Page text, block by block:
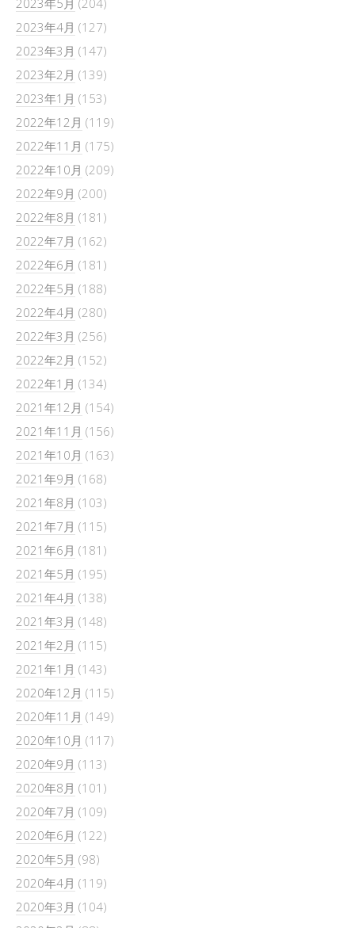
2023年4月 (127)
2023年3月 (147)
2023年2月 (139)
2023年1月 (153)
2022年12月 (119)
2022年11月 (175)
2022年10月 (209)
2022年9月 (200)
2022年8月 (181)
2022年7月 (162)
2022年6月 (181)
2022年5月 (188)
2022年4月 (280)
2022年3月 (256)
2022年2月 (152)
2022年1月 (134)
2021年12月 (154)
2021年11月 (156)
2021年10月 (163)
2021年9月 (168)
2021年8月 (103)
2021年7月 (115)
2021年6月 (181)
2021年5月 (195)
2021年4月 (138)
2021年3月 (148)
2021年2月 (115)
2021年1月 (143)
2020年12月 (115)
2020年11月 (149)
2020年10月 (117)
2020年9月 (113)
2020年8月 (101)
2020年7月 (109)
2020年6月 (122)
2020年5月 (98)
2020年4月 (119)
2020年3月 (104)